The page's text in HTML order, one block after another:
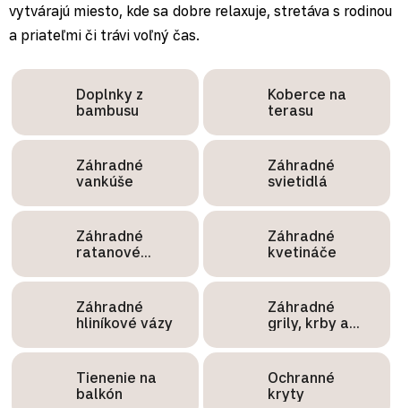
vytvárajú miesto, kde sa dobre relaxuje, stretáva s rodinou
a priateľmi či trávi voľný čas.
Doplnky z
bambusu
Koberce na
terasu
Záhradné
vankúše
Záhradné
svietidlá
Záhradné
ratanové
Záhradné
kvetináče
Záhradné
hliníkové vázy
Záhradné
grily, krby a
Tienenie na
balkón
Ochranné
kryty